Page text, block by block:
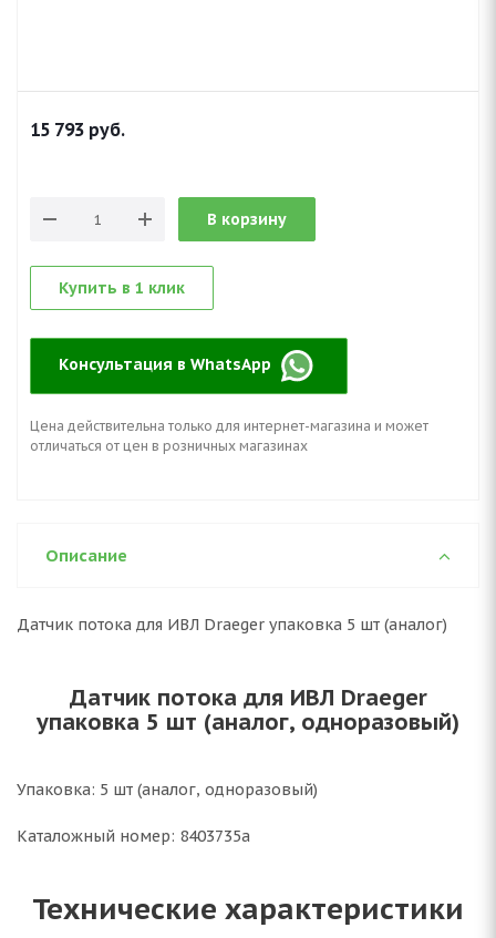
15 793 руб.
В корзину
Купить в 1 клик
Консультация в WhatsApp
Цена действительна только для интернет-магазина и может
отличаться от цен в розничных магазинах
Описание
Датчик потока для ИВЛ Draeger упаковка 5 шт (аналог)
Датчик потока для ИВЛ Draeger
упаковка 5 шт (аналог, одноразовый)
Упаковка: 5 шт (аналог, одноразовый)
Каталожный номер: 8403735a
Технические характеристики